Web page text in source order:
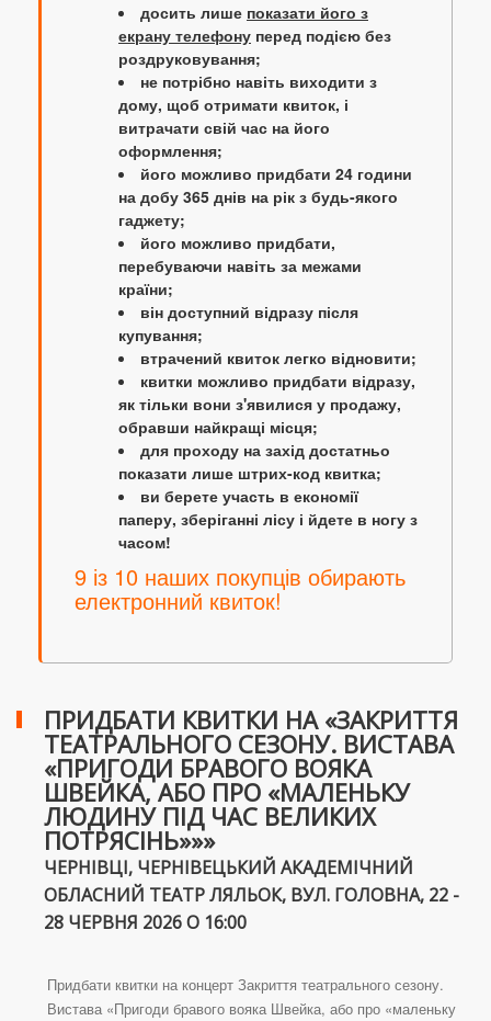
досить лише показати його з
екрану телефону перед подією без
роздруковування;
не потрібно навіть виходити з
дому, щоб отримати квиток, і
витрачати свій час на його
оформлення;
його можливо придбати 24 години
на добу 365 днів на рік з будь-якого
гаджету;
його можливо придбати,
перебуваючи навіть за межами
країни;
він доступний відразу після
купування;
втрачений квиток легко відновити;
квитки можливо придбати відразу,
як тільки вони з'явилися у продажу,
обравши найкращі місця;
для проходу на захід достатньо
показати лише штрих-код квитка;
ви берете участь в економії
паперу, зберіганні лісу і йдете в ногу з
часом!
9 із 10 наших покупців обирають
електронний квиток!
ПРИДБАТИ КВИТКИ НА «ЗАКРИТТЯ
ТЕАТРАЛЬНОГО СЕЗОНУ. ВИСТАВА
«ПРИГОДИ БРАВОГО ВОЯКА
ШВЕЙКА, АБО ПРО «МАЛЕНЬКУ
ЛЮДИНУ ПІД ЧАС ВЕЛИКИХ
ПОТРЯСІНЬ»»»
ЧЕРНІВЦІ, ЧЕРНІВЕЦЬКИЙ АКАДЕМІЧНИЙ
ОБЛАСНИЙ ТЕАТР ЛЯЛЬОК, ВУЛ. ГОЛОВНА, 22 -
28 ЧЕРВНЯ 2026 О 16:00
Придбати квитки на концерт Закриття театрального сезону.
Вистава «Пригоди бравого вояка Швейка, або про «маленьку